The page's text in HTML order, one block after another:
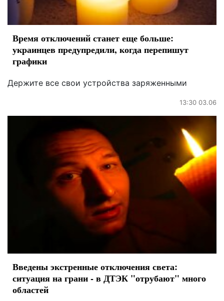
Время отключений станет еще больше:
украинцев предупредили, когда перепишут
графики
Держите все свои устройства заряженными
13:30 03.06
Введены экстренные отключения света:
ситуация на грани - в ДТЭК "отрубают" много
областей